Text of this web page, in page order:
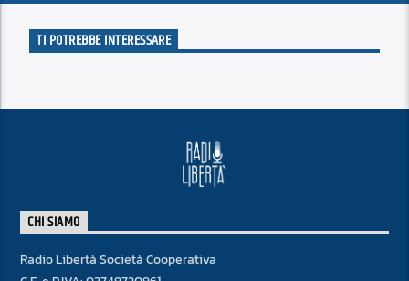
TI POTREBBE INTERESSARE
CHI SIAMO
Radio Libertà Società Cooperativa